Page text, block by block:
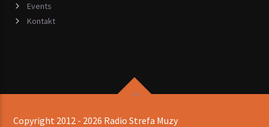
Events
Kontakt
Copyright 2012 - 2026 Radio Strefa Muzy